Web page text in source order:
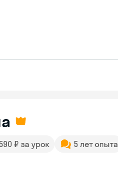
₽ за урок 5 лет опыта